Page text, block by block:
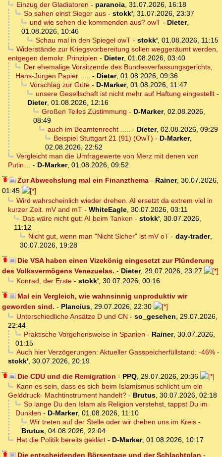
Einzug der Gladiatoren - paranoia, 31.07.2026, 16:18
So sahen einst Sieger aus- stokk', 31.07.2026, 23:37
und wie sehen die kommenden aus? owT- Dieter,
01.08.2026, 10:46
Schau mal in den Spiegel owT- stokk', 01.08.2026, 11:15
Widerstände zur Kriegsvorbereitung sollen weggeräumt werden,
entgegen demokr. Prinzipien - Dieter, 01.08.2026, 03:40
Der ehemalige Vorsitzende des Bundesverfassungsgerichts,
Hans-Jürgen Papier ..... - Dieter, 01.08.2026, 09:36
Vorschlag zur Güte- D-Marker, 01.08.2026, 11:47
unsere Gesellschaft ist nicht mehr auf Haftung eingestellt-
Dieter, 01.08.2026, 12:16
Großen Teiles Zustimmung - D-Marker, 02.08.2026,
08:49
auch im Beamtenrecht ..... - Dieter, 02.08.2026, 09:29
Beispiel Stuttgart 21 (91) (OwT) - D-Marker,
02.08.2026, 22:52
Vergleicht man die Umfragewerte von Merz mit denen von
Putin… - D-Marker, 01.08.2026, 09:52
Zur Abwechslung mal ein Finanzthema- Rainer, 30.07.2026,
01:45
Wird wahrscheinlich wieder drehen. AI ersetzt da extrem viel in
kurzer Zeit. mV and mT - WhiteEagle, 30.07.2026, 03:11
Das wäre nicht gut: AI beim Tanken - stokk', 30.07.2026,
11:12
Nicht gut, wenn man "Nicht Sicher" ist mV oT- day-trader,
30.07.2026, 19:28
Die VSA haben einen Vizekönig eingesetzt zur Plünderung
des Volksvermögens Venezuelas. - Dieter, 29.07.2026, 23:27
Konrad, der Erste- stokk', 30.07.2026, 00:16
Mal ein Vergleich, wie wahnsinnig unproduktiv wir
geworden sind. - Plancius, 29.07.2026, 22:30
Unterschiedliche Ansätze D und CN - so_gesehen, 29.07.2026,
22:44
Praktische Vorgehensweise in Spanien - Rainer, 30.07.2026,
01:15
Auch hier Verzögerungen: Aktueller Gasspeicherfüllstand: -46%-
stokk', 30.07.2026, 20:19
Die CDU und die Remigration - PPQ, 29.07.2026, 20:36
Kann es sein, dass es sich beim Islamismus schlicht um ein
Gelddruck- Machtinstrument handelt? - Brutus, 30.07.2026, 02:18
So lange Du den Islam als Religion verstehst, tappst Du im
Dunklen - D-Marker, 01.08.2026, 11:10
Wir treten auf der Stelle oder wir drehen uns im Kreis-
Brutus, 04.08.2026, 22:04
Hat die Politik bereits geklärt- D-Marker, 01.08.2026, 10:17
Die entscheidenden Börsentage und der Schlachtplan -